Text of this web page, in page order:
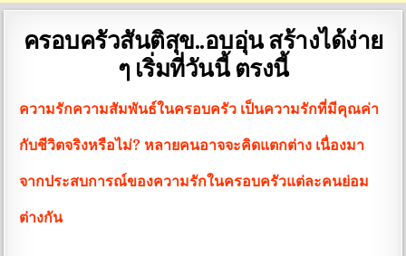
ครอบครัวสันติสุข..อบอุ่น สร้างได้ง่าย
ๆ เริ่มที่วันนี้ ตรงนี้
ความรักความสัมพันธ์ในครอบครัว เป็นความรักที่มีคุณค่า
กับชีวิตจริงหรือไม่? หลายคนอาจจะคิดแตกต่าง เนื่องมา
จากประสบการณ์ของความรักในครอบครัวแต่ละคนย่อม
ต่างกัน